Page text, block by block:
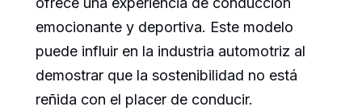
emocionante y deportiva. Este modelo
puede influir en la industria automotriz al
demostrar que la sostenibilidad no está
reñida con el placer de conducir.